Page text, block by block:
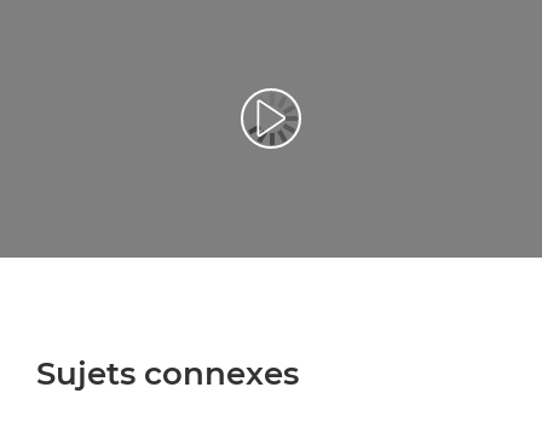
Lancer la vidéo
Sujets connexes